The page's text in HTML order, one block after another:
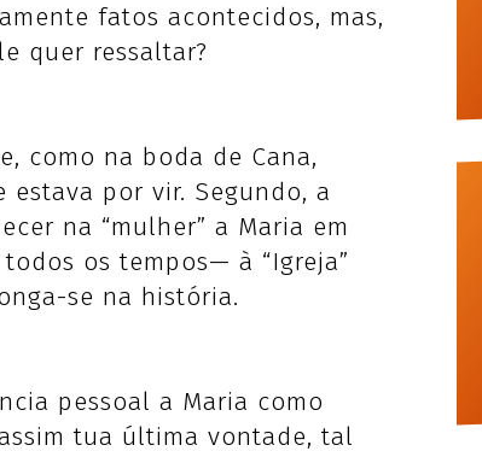
fatos acontecidos, mas,
quer ressaltar?
como na boda de Cana,
por vir. Segundo, a
na “mulher” a Maria em
os tempos— à “Igreja”
se na história.
pessoal a Maria como
tua última vontade, tal